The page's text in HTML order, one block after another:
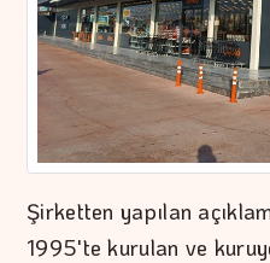
Şirketten yapılan
1995'te kurulan ve